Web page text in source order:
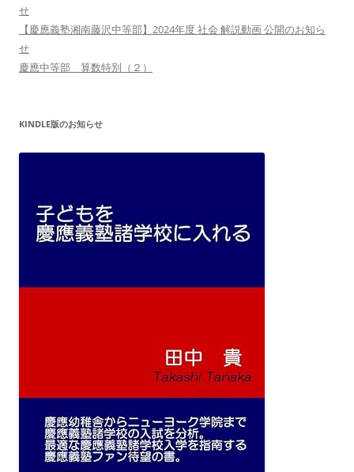
せ
【慶應義塾湘南藤沢中等部】2024年度 社会 解説動画 公開のお知ら
せ
慶應中等部 算数特別（２）
KINDLE版のお知らせ